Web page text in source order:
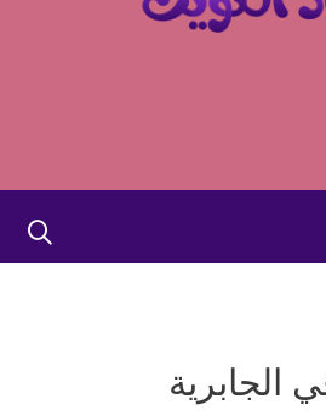
الجابرية